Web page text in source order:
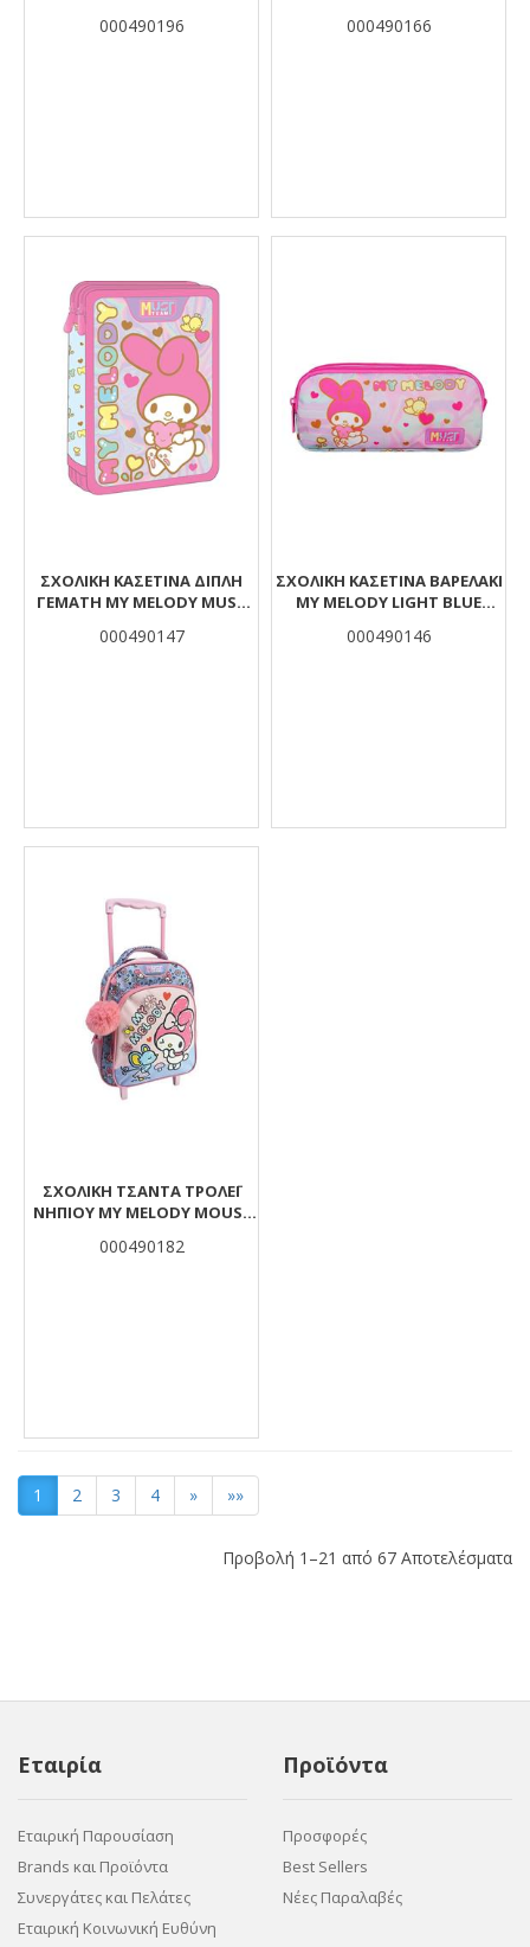
000490196 000490166
ΣΧΟΛΙΚΉ ΚΑΣΕΤΊΝΑ ΔΙΠΛΉ
ΓΕΜΆΤΗ MY MELODY MUST
000490147
ΣΧΟΛΙΚΉ ΚΑΣΕΤΊΝΑ ΒΑΡΕΛΆΚΙ
MY MELODY LIGHT BLUE
000490146
ΣΧΟΛΙΚΉ ΤΣΆΝΤΑ ΤΡΌΛΕΪ
ΝΗΠΊΟΥ MY MELODY MOUSE
000490182
1 2 3 4 » »»
Προβολή 1–21 από 67 Αποτελέσματα
Εταιρία
Εταιρική Παρουσίαση
Brands και Προϊόντα
Συνεργάτες και Πελάτες
Εταιρική Κοινωνική Ευθύνη
Προϊόντα
Προσφορές
Best Sellers
Νέες Παραλαβές